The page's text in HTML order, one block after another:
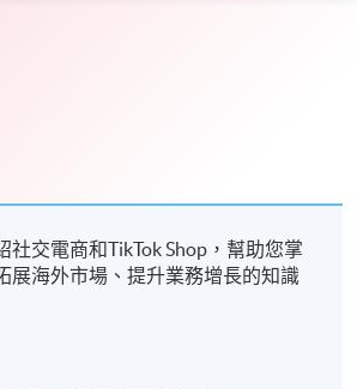
社交電商和TikTok Shop，幫助您掌
展海外市場、提升業務增長的知識